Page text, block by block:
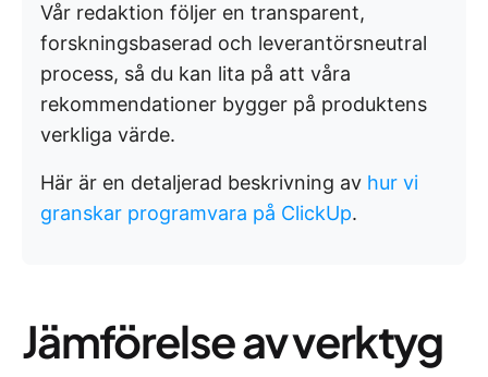
Vår redaktion följer en transparent,
forskningsbaserad och leverantörsneutral
process, så du kan lita på att våra
rekommendationer bygger på produktens
verkliga värde.
Här är en detaljerad beskrivning av hur vi
granskar programvara på ClickUp.
Jämförelse av verktyg